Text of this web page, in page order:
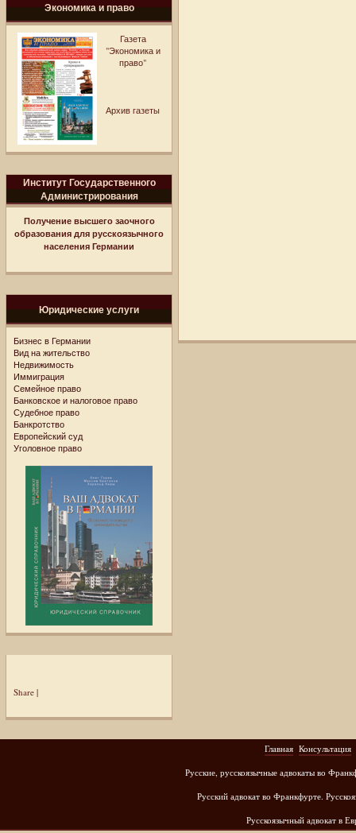
Экономика и право
Газета
"Экономика и
право"
Архив газеты
Институт Государственного
Администрирования
Получение высшего заочного
образования для русскоязычного
населения Германии
Юридические услуги
Бизнес в Германии
Вид на жительство
Недвижимость
Иммиграция
Семейное право
Банковское и налоговое право
Судебное право
Банкротство
Европейский суд
Уголовное право
Share |
Главная Консультация
Русские, русскоязычные адвокаты во
Русский адвокат во Франкфурте.
Русскоязычный адвокат в